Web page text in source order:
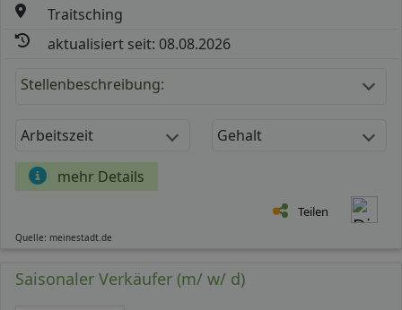
Traitsching
aktualisiert seit: 08.08.2026
Stellenbeschreibung:
Arbeitszeit Gehalt
mehr Details
Teilen
Quelle: meinestadt.de
Saisonaler Verkäufer (m/ w/ d)